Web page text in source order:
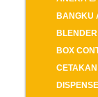
BANGKU
BLENDER
BOX
CETAKAN